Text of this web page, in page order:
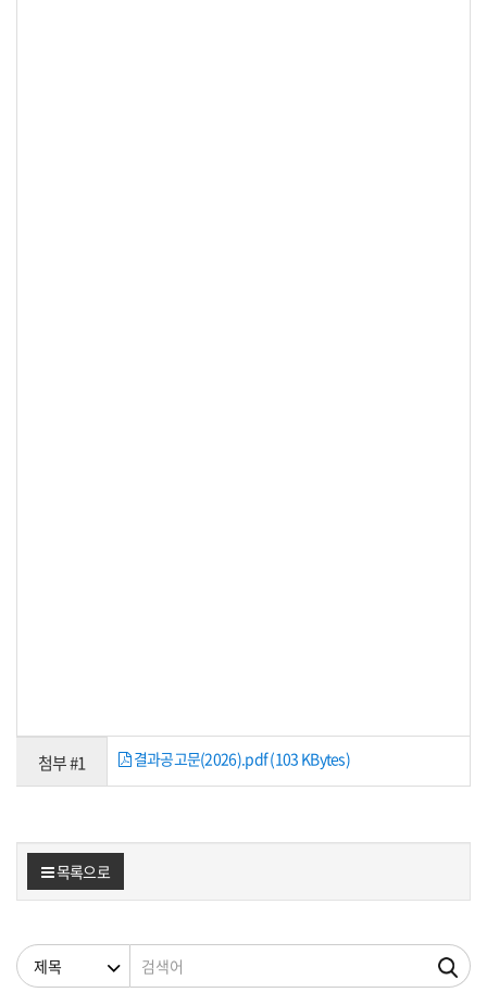
첨부 #1 결과공고문(2026).pdf (103 KBytes)
목록으로
검색조건 검색어